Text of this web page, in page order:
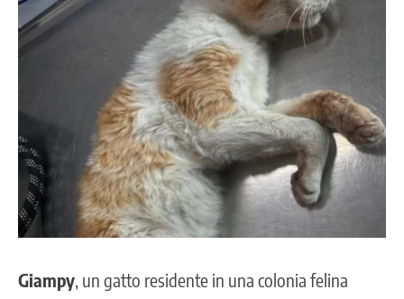
Giampy, un gatto residente in una colonia felina